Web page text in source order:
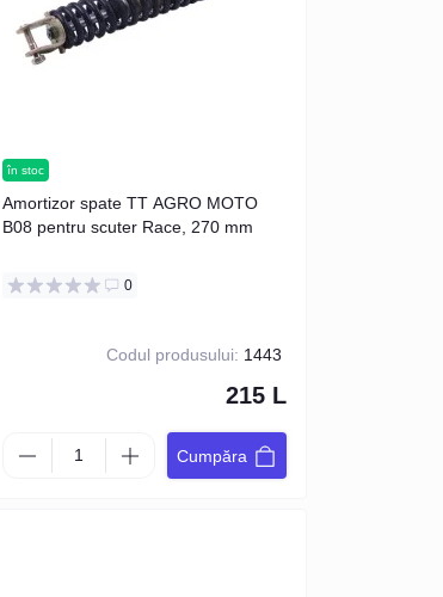
în stoc
Amortizor spate TT AGRO MOTO
B08 pentru scuter Race, 270 mm
0
Codul produsului: 1443
215 L
Cumpăra